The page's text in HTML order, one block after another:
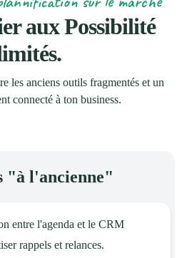
aux Possibilité
les anciens outils fragmentés et un
connecté à ton business.
"à l'ancienne"
entre l'agenda et le CRM
rappels et relances.